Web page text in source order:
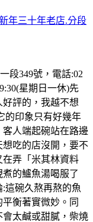
年三十年老店.分段
段349號，電話:02
星期日一休)先
評的，我越不想
的印象只有好幾年
人端起碗站在路邊
吃的店沒開，要不
弄「米其林資料
的鱸魚湯喝服了
這碗久熬再熬的魚
衡著實微妙。同
太鹹或甜膩，柴燒